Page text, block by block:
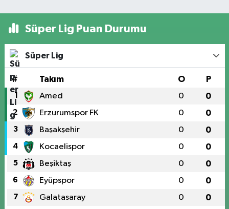
Süper Lig Puan Durumu
Süper Lig
# Takım O P
1 Amed 0 0
2 Erzurumspor FK 0 0
3 Başakşehir 0 0
4 Kocaelispor 0 0
5 Beşiktaş 0 0
6 Eyüpspor 0 0
7 Galatasaray 0 0